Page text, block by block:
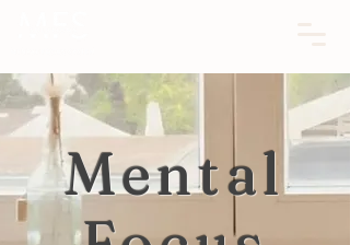
Mental